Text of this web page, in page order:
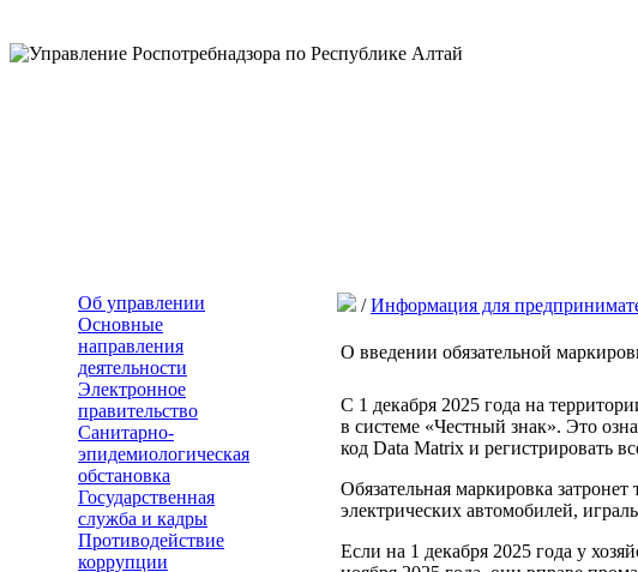
Об управлении
Основные
направления
деятельности
Электронное
правительство
Санитарно-
эпидемиологическая
обстановка
Государственная
служба и кадры
Противодействие
коррупции
/Информация для
О введении обязательной
С 1 декабря 2025 года на
в системе «Честный знак». Это
код Data Matrix и регистрировать
Обязательная маркировка
электрических автомобилей,
Если на 1 декабря 2025 года у